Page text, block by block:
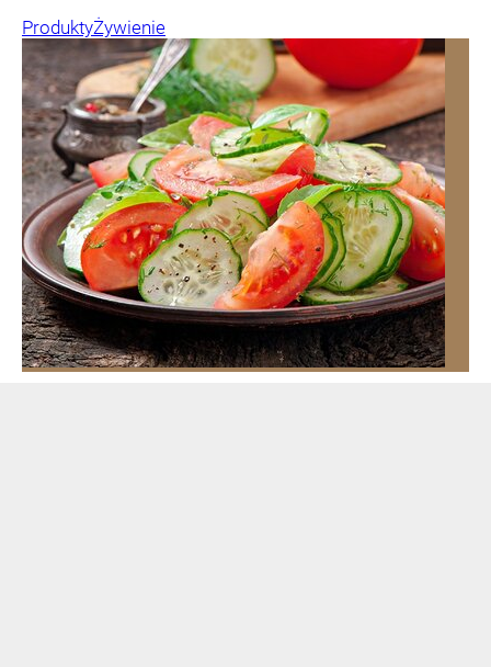
ProduktyŻywienie